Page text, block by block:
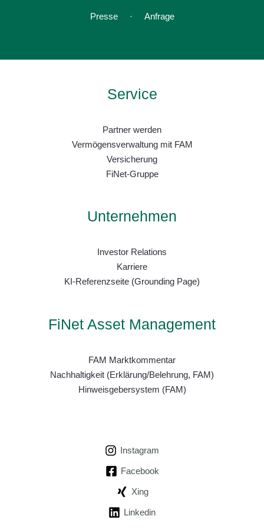
Presse Anfrage
Service
Partner werden
Vermögensverwaltung mit FAM
Versicherung
FiNet-Gruppe
Unternehmen
Investor Relations
Karriere
KI-Referenzseite (Grounding Page)
FiNet Asset Management
FAM Marktkommentar
Nachhaltigkeit (Erklärung/Belehrung, FAM)
Hinweisgebersystem (FAM)
Instagram
Facebook
Xing
Linkedin